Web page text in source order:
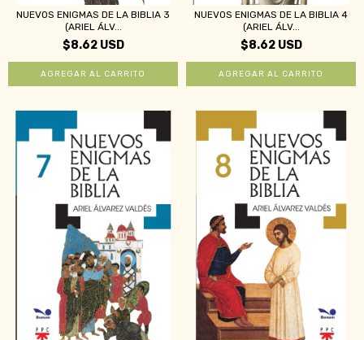
NUEVOS ENIGMAS DE LA BIBLIA 3
(ARIEL ÁLV...
$8.62 USD
NUEVOS ENIGMAS DE LA BIBLIA 4
(ARIEL ÁLV...
$8.62 USD